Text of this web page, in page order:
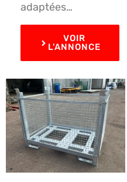
adaptées…
VOIR
L'ANNONCE